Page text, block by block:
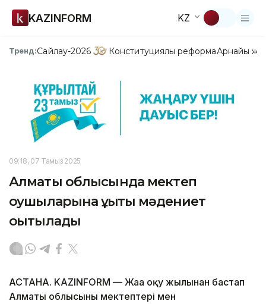
KAZINFORM KZ
Тренд:Сайлау-2026 Конституциялық реформаАрнайы
09:18, 07 Тамыз 2025
Алматы облысында мектеп
оқушыларына құқықтық мәдениет
оқытылады
АСТАНА. KAZINFORM — Жаңа оқу жылынан бастап
Алматы облысының мектептері мен